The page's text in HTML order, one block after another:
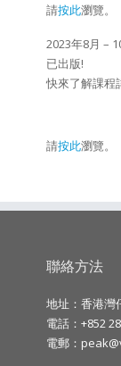
請按此瀏覽。
2023年8月 –
已出版!
快來了解課程
請按此瀏覽 。
聯絡方法
地址：香港灣
電話：+852
電郵：